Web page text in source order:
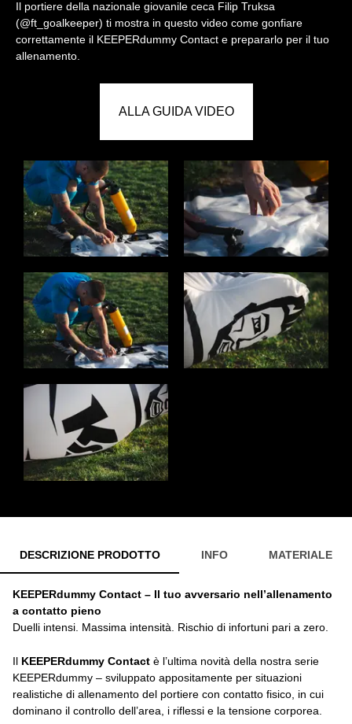
Il portiere della nazionale giovanile ceca Filip Truksa
(@ft_goalkeeper) ti mostra in questo video come gonfiare
correttamente il KEEPERdummy Contact e prepararlo per il tuo
allenamento.
ALLA GUIDA VIDEO
DESCRIZIONE PRODOTTO INFO MATERIALE
KEEPERdummy Contact – Il tuo avversario nell’allenamento
a contatto pieno
Duelli intensi. Massima intensità. Rischio di infortuni pari a zero.
Il KEEPERdummy Contact è l’ultima novità della nostra serie
KEEPERdummy – sviluppato appositamente per situazioni
realistiche di allenamento del portiere con contatto fisico, in cui
dominano il controllo dell’area, i riflessi e la tensione corporea.